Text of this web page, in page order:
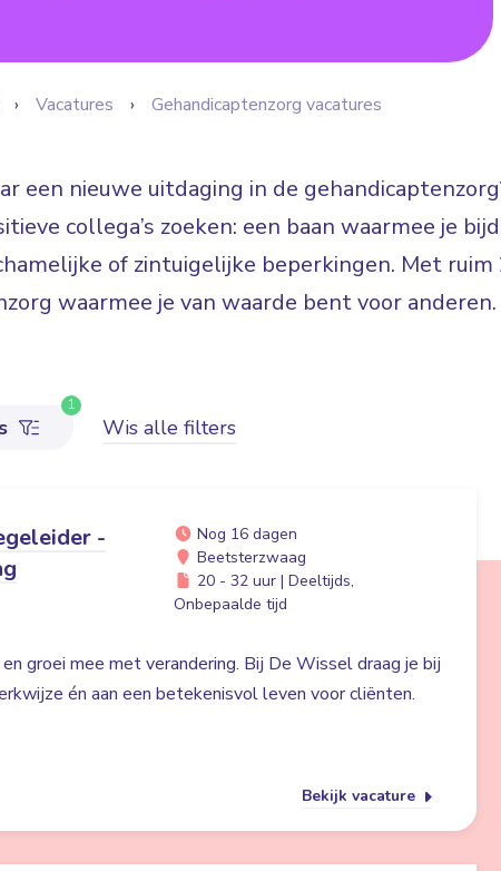
Vacatures Gehandicaptenzorg vacatures
een nieuwe uitdaging in de
collega’s zoeken: een baan waarmee je
of zintuigelijke beperkingen. Met
waarmee je van waarde bent voor anderen.
1
Wis alle filters
-
Nog 16 dagen
Beetsterzwaag
20 - 32 uur | Deeltijds,
Onbepaalde tijd
groei mee met verandering. Bij De Wissel draag je bij
én aan een betekenisvol leven voor cliënten.
Bekijk vacature